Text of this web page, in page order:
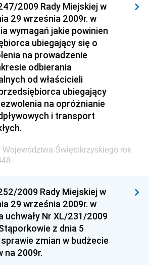
Ministra Rozwoju i Finansów
Wyższego Urzędu Górniczego
Prezesa Urzędu Transportu
Ministra Przedsiębiorczości i
Ministra Inwestycji i Rozwoju
Naczelnego Dyrektora Archiwów
Ministra Finansów, Inwestycji i
Ministra Sportu
Ministra Funduszy i Polityki
Ministra Aktywów Państwowych
Ministra Zdrowia
2009 Rady Miejskiej w
29 września 2009r. w
wymagań jakie powinien
ubiegający się o
na prowadzenie
odbierania
od właścicieli
ubiegający
na opróżnianie
i transport
Województwa Świętokrzyskiego rok
2009 Rady Miejskiej w
29 września 2009r. w
uchwały Nr XL/231/2009
z dnia 5
zmian w budżecie
na 2009r.